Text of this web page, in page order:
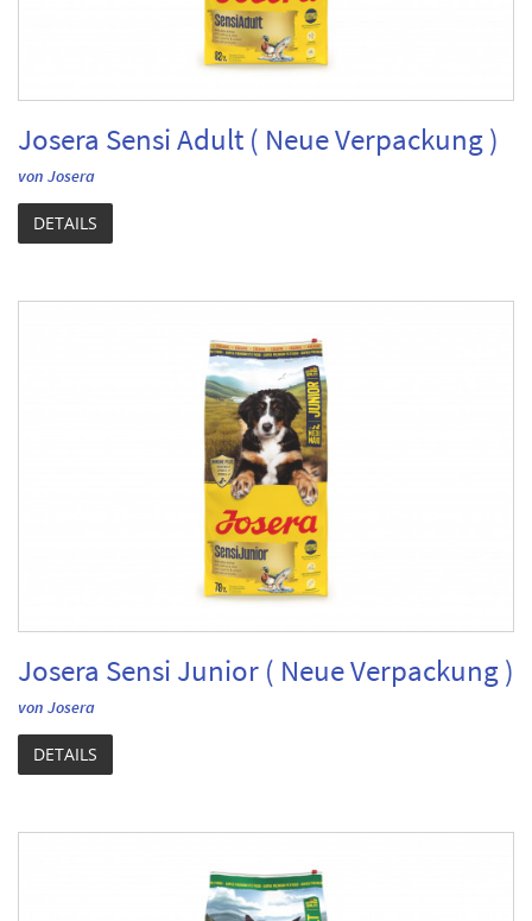
Josera Sensi Adult ( Neue Verpackung )
von Josera
DETAILS
Josera Sensi Junior ( Neue Verpackung )
von Josera
DETAILS